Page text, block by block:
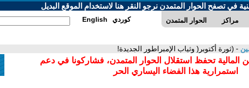
في تصفح الحوار المتمدن نرجو النقر هنا لاستخدام الموقع البديل
الحوار المتمدن مراكز English كوردي
- (ثورة أكتوبر( وثياب الإمبراطور الجديدة!
المالية تحفظ استقلال الحوار المتمدن، فشاركونا في دعم
استمرارية هذا الفضاء اليساري الحر